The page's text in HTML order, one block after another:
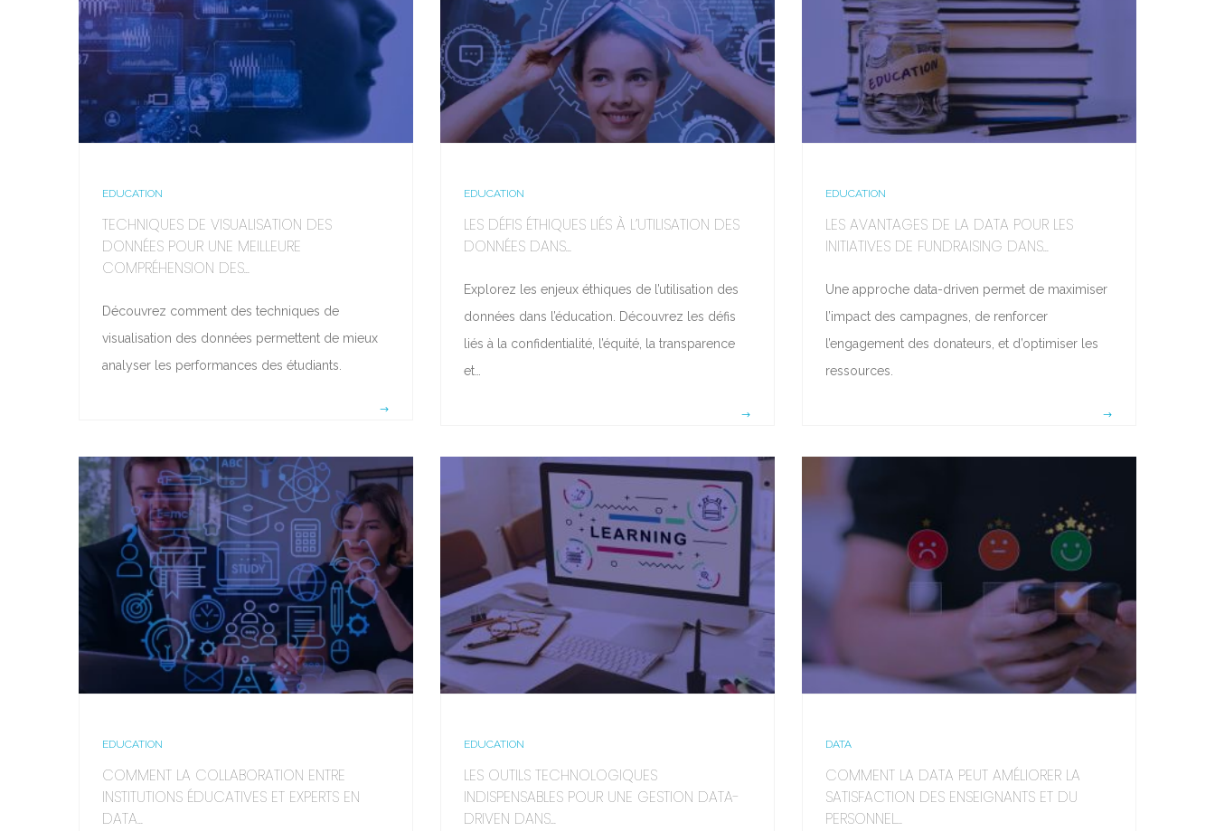
EDUCATION
TECHNIQUES DE VISUALISATION DES
DONNÉES POUR UNE MEILLEURE
COMPRÉHENSION DES...
Découvrez comment des techniques de
visualisation des données permettent de mieux
analyser les performances des étudiants.
EDUCATION
LES DÉFIS ÉTHIQUES LIÉS À L’UTILISATION DES
DONNÉES DANS...
Explorez les enjeux éthiques de l’utilisation des
données dans l’éducation. Découvrez les défis
liés à la confidentialité, l’équité, la transparence
et…
EDUCATION
LES AVANTAGES DE LA DATA POUR LES
INITIATIVES DE FUNDRAISING DANS...
Une approche data-driven permet de maximiser
l’impact des campagnes, de renforcer
l’engagement des donateurs, et d’optimiser les
ressources.
EDUCATION
COMMENT LA COLLABORATION ENTRE
INSTITUTIONS ÉDUCATIVES ET EXPERTS EN
DATA...
EDUCATION
LES OUTILS TECHNOLOGIQUES
INDISPENSABLES POUR UNE GESTION DATA-
DRIVEN DANS...
DATA
COMMENT LA DATA PEUT AMÉLIORER LA
SATISFACTION DES ENSEIGNANTS ET DU
PERSONNEL...